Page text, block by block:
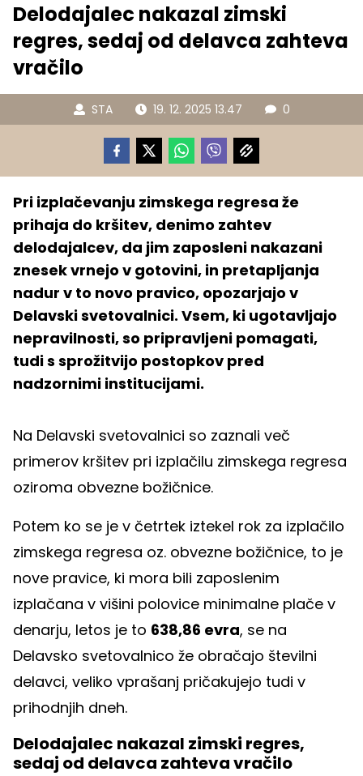
Delodajalec nakazal zimski
regres, sedaj od delavca zahteva
vračilo
STA 19. 12. 2025 13.47 0
Pri izplačevanju zimskega regresa že
prihaja do kršitev, denimo zahtev
delodajalcev, da jim zaposleni nakazani
znesek vrnejo v gotovini, in pretapljanja
nadur v to novo pravico, opozarjajo v
Delavski svetovalnici. Vsem, ki ugotavljajo
nepravilnosti, so pripravljeni pomagati,
tudi s sprožitvijo postopkov pred
nadzornimi institucijami.
Na Delavski svetovalnici so zaznali več
primerov kršitev pri izplačilu zimskega regresa
oziroma obvezne božičnice.
Potem ko se je v četrtek iztekel rok za izplačilo
zimskega regresa oz. obvezne božičnice, to je
nove pravice, ki mora bili zaposlenim
izplačana v višini polovice minimalne plače v
denarju, letos je to 638,86 evra, se na
Delavsko svetovalnico že obračajo številni
delavci, veliko vprašanj pričakujejo tudi v
prihodnjih dneh.
Delodajalec nakazal zimski regres,
sedaj od delavca zahteva vračilo